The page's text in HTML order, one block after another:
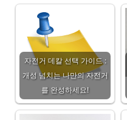
자전거 데칼 선택 가이드 :
개성 넘치는 나만의 자전거
를 완성하세요!